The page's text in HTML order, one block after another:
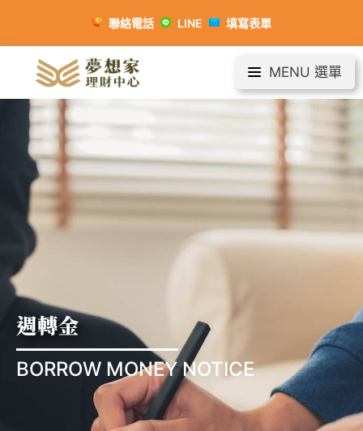
聯絡電話 LINE 填寫表單
MENU 選單
週轉金
BORROW MONEY NOTICE